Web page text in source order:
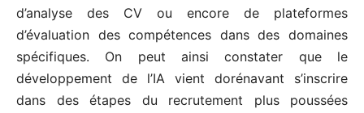
d’analyse des CV ou encore de plateformes
d’évaluation des compétences dans des domaines
spécifiques. On peut ainsi constater que le
développement de l’IA vient dorénavant s’inscrire
dans des étapes du recrutement plus poussées